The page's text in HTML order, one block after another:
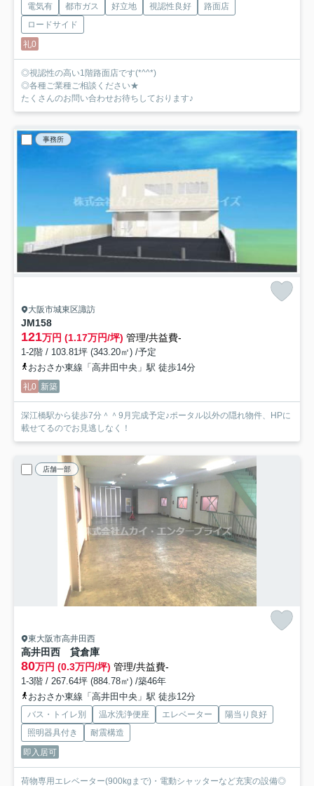
電気有 都市ガス 好立地 視認性良好
路面店
ロードサイド
礼0
◎視認性の高い1階路面店です(*^^*)
◎各種ご業種ご相談ください★
たくさんのお問い合わせお待ちしております♪
事務所
大阪市城東区諏訪
JM158
121万円 (1.17万円/坪) 管理/共益費-
1-2階 / 103.81坪 (343.20㎡) /予定
おおさか東線「高井田中央」駅 徒歩14分
礼0 新築
深江橋駅から徒歩7分＾＾9月完成予定♪ポータル以外の隠れ物件、HPに
載せてるのでお見逃しなく！
店舗一部
東大阪市高井田西
高井田西 貸倉庫
80万円 (0.3万円/坪) 管理/共益費-
1-3階 / 267.64坪 (884.78㎡) /築46年
おおさか東線「高井田中央」駅 徒歩12分
バス・トイレ別 温水洗浄便座 エレベーター
陽当り良好
照明器具付き
耐震構造
即入居可
荷物専用エレベーター(900kgまで)・電動シャッターなど充実の設備◎